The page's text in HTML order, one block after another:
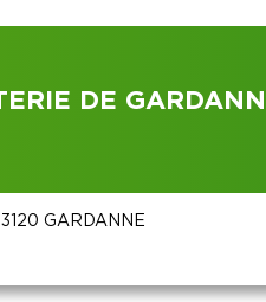
DE
GARDANNE